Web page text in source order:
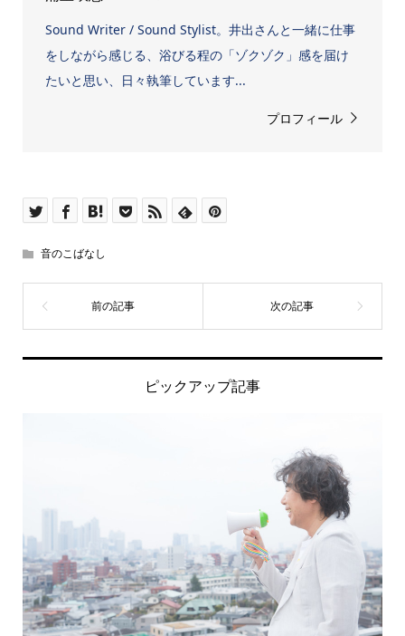
Sound Writer / Sound Stylist。井出さんと一緒に仕事
をしながら感じる、浴びる程の「ゾクゾク」感を届け
たいと思い、日々執筆しています...
プロフィール
音のこばなし
ピックアップ記事